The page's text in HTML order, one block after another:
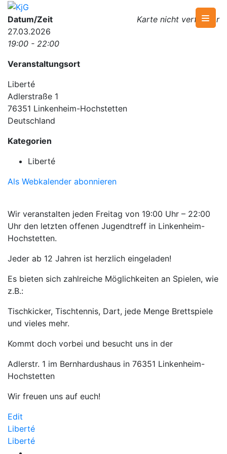
Skip
content
KjG
Katholische junge Gemeinde Karte nicht verfügbar
Datum/Zeit
27.03.2026
19:00 - 22:00
Veranstaltungsort
Liberté
Adlerstraße 1
76351 Linkenheim-Hochstetten
Deutschland
Kategorien
Liberté
Als Webkalender abonnieren
Wir veranstalten jeden Freitag von 19:00 Uhr – 22:00
Uhr den letzten offenen Jugendtreff in Linkenheim-
Hochstetten.
Jeder ab 12 Jahren ist herzlich eingeladen!
Es bieten sich zahlreiche Möglichkeiten an Spielen, wie
z.B.:
Tischkicker, Tischtennis, Dart, jede Menge Brettspiele
und vieles mehr.
Kommt doch vorbei und besucht uns in der
Adlerstr. 1 im Bernhardushaus in 76351 Linkenheim-
Hochstetten
Wir freuen uns auf euch!
Edit
Beitragsnavigation
Liberté
Liberté